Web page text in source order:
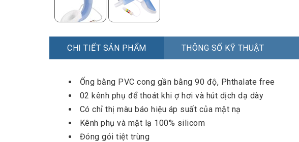
CHI TIẾT SẢN PHẨM THÔNG SỐ KỸ THUẬT
Ống bằng PVC cong gần bằng 90 độ, Phthalate free
02 kênh phụ để thoát khi ợ hơi và hút dịch dạ dày
Có chỉ thị màu báo hiệu áp suất của mặt nạ
Kênh phụ và mặt lạ 100% silicom
Đóng gói tiệt trùng